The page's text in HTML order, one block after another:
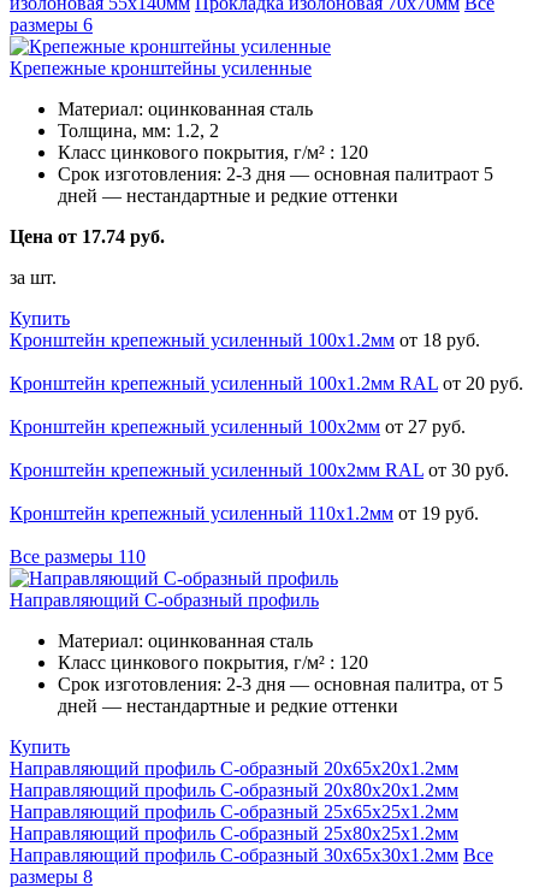
размеры 6
Крепежные кронштейны усиленные
Материал: оцинкованная сталь
Толщина, мм: 1.2, 2
Класс цинкового покрытия, г/м² : 120
Срок изготовления: 2-3 дня — основная палитраот 5
дней — нестандартные и редкие оттенки
Цена от 17.74 руб.
за шт.
Купить
Кронштейн крепежный усиленный 100х1.2мм от 18 руб.
Кронштейн крепежный усиленный 100х1.2мм RAL от 20 руб.
Кронштейн крепежный усиленный 100х2мм от 27 руб.
Кронштейн крепежный усиленный 100х2мм RAL от 30 руб.
Кронштейн крепежный усиленный 110х1.2мм от 19 руб.
Все размеры 110
Направляющий С-образный профиль
Материал: оцинкованная сталь
Класс цинкового покрытия, г/м² : 120
Срок изготовления: 2-3 дня — основная палитра, от 5
дней — нестандартные и редкие оттенки
Купить
Направляющий профиль С-образный 20х65х20х1.2мм
Направляющий профиль С-образный 20х80х20х1.2мм
Направляющий профиль С-образный 25х65х25х1.2мм
Направляющий профиль С-образный 25х80х25х1.2мм
Направляющий профиль С-образный 30х65х30х1.2мм Все
размеры 8